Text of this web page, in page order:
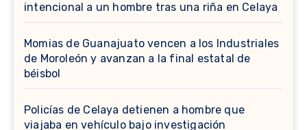
intencional a un hombre tras una riña en Celaya
Momias de Guanajuato vencen a los Industriales
de Moroleón y avanzan a la final estatal de
béisbol
Policías de Celaya detienen a hombre que
viajaba en vehículo bajo investigación